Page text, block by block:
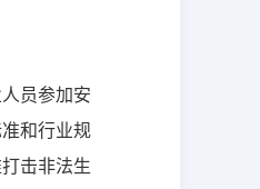
员参加安
和行业规
击非法生